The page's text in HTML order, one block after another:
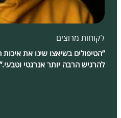
לקוחות מרוצים
”הטיפולים בשיאצו שינו את
להרגיש הרבה יותר אנרגטי וטבעי.”